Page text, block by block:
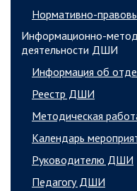
Нормативно-
Информационно-
деятельности ДШИ
Информация об
Реестр ДШИ
Методическая
Календарь
Руководителю ДШИ
Педагогу ДШИ